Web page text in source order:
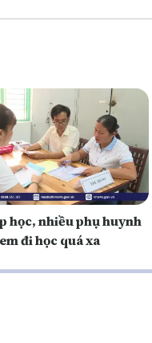
học, nhiều phụ huynh
đi học quá xa